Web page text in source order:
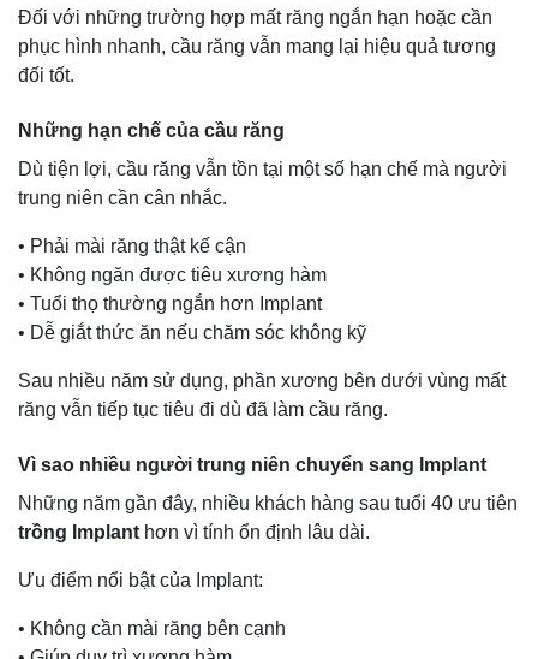
Đối với những trường hợp mất răng ngắn hạn hoặc cần
phục hình nhanh, cầu răng vẫn mang lại hiệu quả tương
đối tốt.
Những hạn chế của cầu răng
Dù tiện lợi, cầu răng vẫn tồn tại một số hạn chế mà người
trung niên cần cân nhắc.
• Phải mài răng thật kế cận
• Không ngăn được tiêu xương hàm
• Tuổi thọ thường ngắn hơn Implant
• Dễ giắt thức ăn nếu chăm sóc không kỹ
Sau nhiều năm sử dụng, phần xương bên dưới vùng mất
răng vẫn tiếp tục tiêu đi dù đã làm cầu răng.
Vì sao nhiều người trung niên chuyển sang Implant
Những năm gần đây, nhiều khách hàng sau tuổi 40 ưu tiên
trồng Implanthơn vì tính ổn định lâu dài.
Ưu điểm nổi bật của Implant:
• Không cần mài răng bên cạnh